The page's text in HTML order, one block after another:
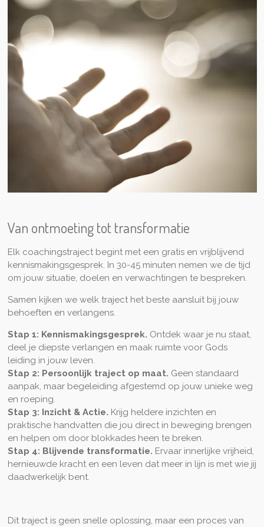
Van ontmoeting tot transformatie
Elk coachingstraject begint met een gratis en vrijblijvend
kennismakingsgesprek. In 30-45 minuten nemen we de tijd
om jouw situatie, doelen en verwachtingen te bespreken.
Samen kijken we welk traject het beste aansluit bij jouw
behoeften en verlangens.
Stap 1: Kennismakingsgesprek. Ontdek waar je nu staat,
deel je diepste verlangen en maak ruimte voor Gods
leiding in jouw leven.
Stap 2: Persoonlijk traject op maat. Geen standaard
aanpak, maar begeleiding afgestemd op jouw unieke weg
en roeping.
Stap 3: Inzicht & Actie. Krijg heldere inzichten en
praktische handvatten die jou direct in beweging brengen
en helpen om door blokkades heen te breken.
Stap 4: Blijvende transformatie. Ervaar innerlijke vrijheid,
hernieuwde kracht en een leven dat meer in lijn is met wie jij
daadwerkelijk bent.
Dit traject is geen snelle oplossing, maar een proces van